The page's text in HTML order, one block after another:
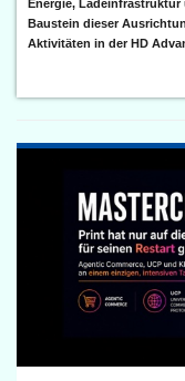
Energie,
Baustein dieser
Aktivitäten in der HD